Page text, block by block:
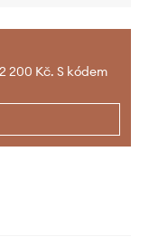
200 Kč. S kódem